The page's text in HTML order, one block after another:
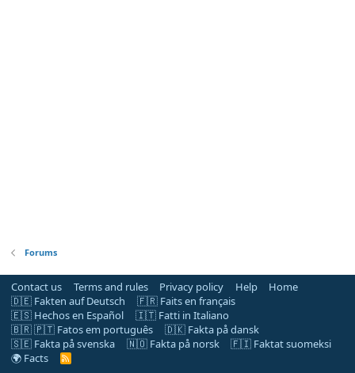
Forums
Contact us Terms and rules Privacy policy Help
Home
🇩🇪 Fakten auf Deutsch
🇫🇷 Faits en français
🇪🇸 Hechos en Español
🇮🇹 Fatti in Italiano
🇧🇷 🇵🇹 Fatos em português
🇩🇰 Fakta på dansk
🇸🇪 Fakta på svenska
🇳🇴 Fakta på norsk
🇫🇮 Faktat suomeksi
🌍 Facts
R